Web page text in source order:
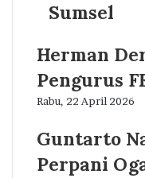
Sumsel
Herman
Pengurus
Rabu, 22 April 2026
Guntarto
Perpani